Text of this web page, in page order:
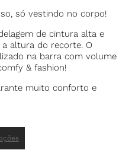
só vestindo no corpo!
de cintura alta e
altura do recorte. O
na barra com volume
& fashion!
muito conforto e